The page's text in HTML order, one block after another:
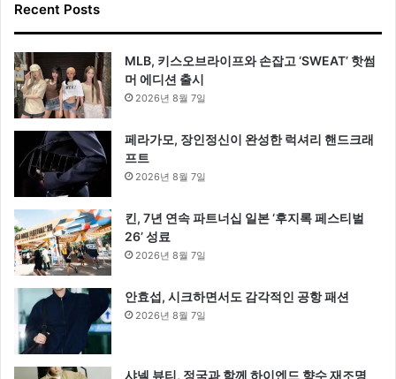
Recent Posts
MLB, 키스오브라이프와 손잡고 ‘SWEAT’ 핫썸
머 에디션 출시
2026년 8월 7일
페라가모, 장인정신이 완성한 럭셔리 핸드크래
프트
2026년 8월 7일
킨, 7년 연속 파트너십 일본 ‘후지록 페스티벌
26’ 성료
2026년 8월 7일
안효섭, 시크하면서도 감각적인 공항 패션
2026년 8월 7일
샤넬 뷰티, 정국과 함께 하이엔드 향수 재조명